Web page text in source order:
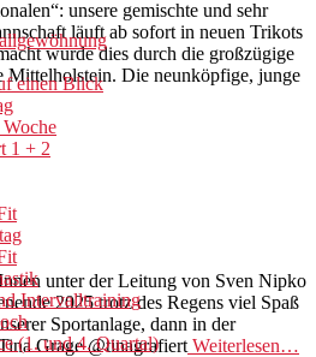
einen Blick
1 + 2
Intervalltraining
(1. und 4. Quartal)
unsere gemischte und sehr
läuft ab sofort in neuen Trikots
wurde dies durch die großzügige
Mittelholstein. Die neunköpfige, junge
unter der Leitung von Sven Nipko
2025 trotz des Regens viel Spaß
Sportanlage, dann in der
Grage @tinagrafiert Weiterlesen…